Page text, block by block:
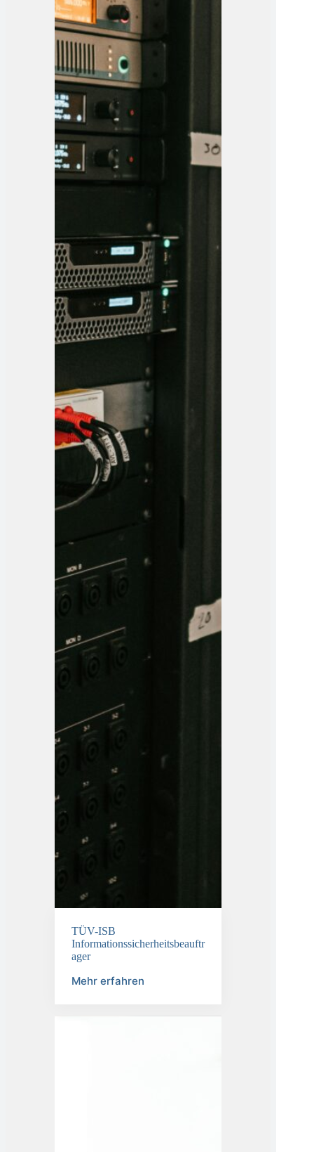
TÜV-ISB
Informationssicherheitsbeauftr